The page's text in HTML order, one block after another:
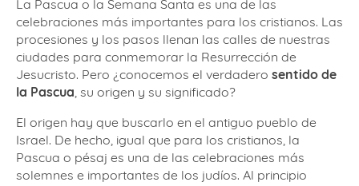
La Pascua o la Semana Santa es una de las
celebraciones más importantes para los cristianos. Las
procesiones y los pasos llenan las calles de nuestras
ciudades para conmemorar la Resurrección de
Jesucristo. Pero ¿conocemos el verdadero sentido de
la Pascua , su origen y su significado?
El origen hay que buscarlo en el antiguo pueblo de
Israel. De hecho, igual que para los cristianos, la
Pascua o pésaj es una de las celebraciones más
solemnes e importantes de los judíos. Al principio